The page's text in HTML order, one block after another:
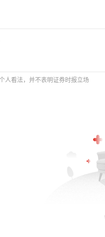
人看法，并不表明证券时报立场